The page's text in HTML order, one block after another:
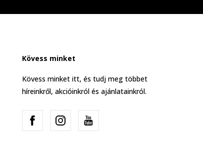
Kövess minket
Kövess minket itt, és tudj meg többet
híreinkről, akcióinkról és ajánlatainkról.